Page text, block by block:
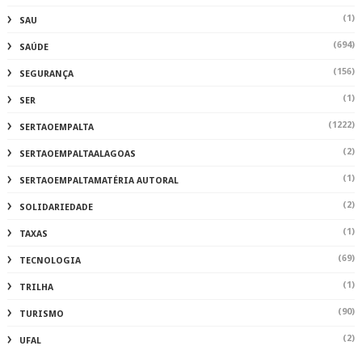
SAU (1)
SAÚDE (694)
SEGURANÇA (156)
SER (1)
SERTAOEMPALTA (1222)
SERTAOEMPALTAALAGOAS (2)
SERTAOEMPALTAMATÉRIA AUTORAL (1)
SOLIDARIEDADE (2)
TAXAS (1)
TECNOLOGIA (69)
TRILHA (1)
TURISMO (90)
UFAL (2)